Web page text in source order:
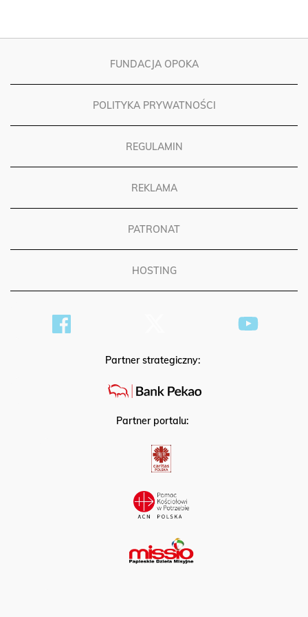
FUNDACJA OPOKA
POLITYKA PRYWATNOŚCI
REGULAMIN
REKLAMA
PATRONAT
HOSTING
Partner strategiczny:
Partner portalu: